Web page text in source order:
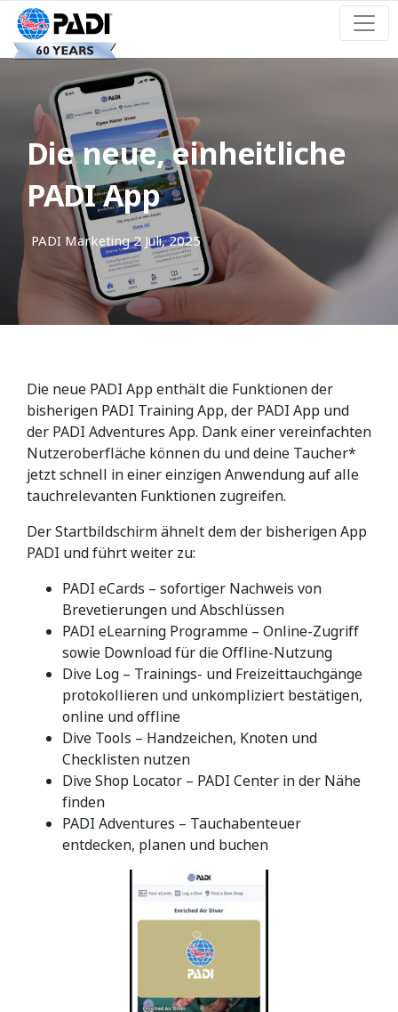
Die neue, einheitliche
PADI App
PADI Marketing 2 Juli, 2025
Die neue PADI App enthält die Funktionen der
bisherigen PADI Training App, der PADI App und
der PADI Adventures App. Dank einer vereinfachten
Nutzeroberfläche können du und deine Taucher*
jetzt schnell in einer einzigen Anwendung auf alle
tauchrelevanten Funktionen zugreifen.
Der Startbildschirm ähnelt dem der bisherigen App
PADI und führt weiter zu:
PADI eCards – sofortiger Nachweis von
Brevetierungen und Abschlüssen
PADI eLearning Programme – Online-Zugriff
sowie Download für die Offline-Nutzung
Dive Log – Trainings- und Freizeittauchgänge
protokollieren und unkompliziert bestätigen,
online und offline
Dive Tools – Handzeichen, Knoten und
Checklisten nutzen
Dive Shop Locator – PADI Center in der Nähe
finden
PADI Adventures – Tauchabenteuer
entdecken, planen und buchen